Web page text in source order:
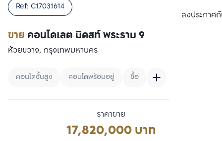
ลงประกาศกั
ขาย คอนโดเลต มิดสท์ พระราม 9
Ref: C17031614
ห้วยขวาง, กรุงเทพมหานคร
คอนโดชั้นสูง คอนโดพร้อมอยู่ ซื้อ
ราคาขาย
17,820,000 บาท